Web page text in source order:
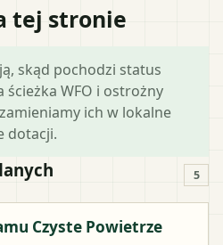
tej stronie
skąd pochodzi status
WFO i ostrożny
ich w lokalne
dotacji.
5
Czyste Powietrze